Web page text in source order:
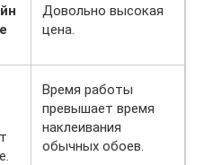
Довольно высокая
цена.
Время работы
превышает время
наклеивания
обычных обоев.